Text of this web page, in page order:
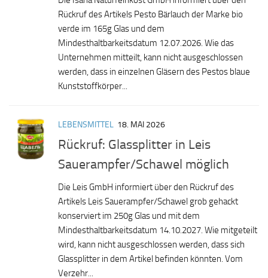
Rückruf des Artikels Pesto Bärlauch der Marke bio
verde im 165g Glas und dem
Mindesthaltbarkeitsdatum 12.07.2026. Wie das
Unternehmen mitteilt, kann nicht ausgeschlossen
werden, dass in einzelnen Gläsern des Pestos blaue
Kunststoffkörper...
LEBENSMITTEL 18. MAI 2026
Rückruf: Glassplitter in Leis
Sauerampfer/Schawel möglich
Die Leis GmbH informiert über den Rückruf des
Artikels Leis Sauerampfer/Schawel grob gehackt
konserviert im 250g Glas und mit dem
Mindesthaltbarkeitsdatum 14.10.2027. Wie mitgeteilt
wird, kann nicht ausgeschlossen werden, dass sich
Glassplitter in dem Artikel befinden könnten. Vom
Verzehr...